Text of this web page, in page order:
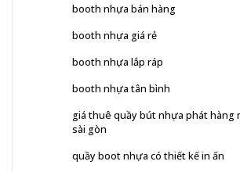
booth nhựa bán hàng
booth nhựa giá rẻ
booth nhựa lắp ráp
booth nhựa tân bình
giá thuê quầy bút nhựa phát hàng
sài gòn
quầy boot nhựa có thiết kế in ấn